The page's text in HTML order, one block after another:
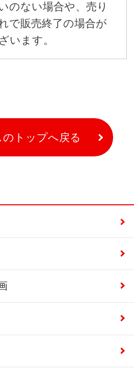
のない場合や、売り
で販売終了の場合が
います。
のトップへ戻る